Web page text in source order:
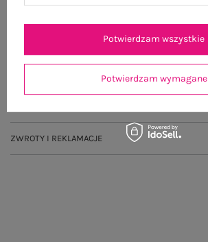
(0)
ZWROTY I REKLAMACJE
Potwierdzam wymagane
Potwierdzam wszystkie